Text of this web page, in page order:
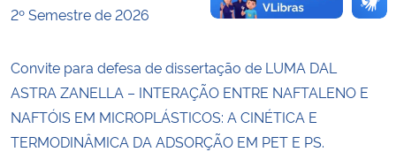
2º Semestre de 2026
Convite para defesa de dissertação de LUMA DAL
ASTRA ZANELLA – INTERAÇÃO ENTRE NAFTALENO E
NAFTÓIS EM MICROPLÁSTICOS: A CINÉTICA E
TERMODINÂMICA DA ADSORÇÃO EM PET E PS.